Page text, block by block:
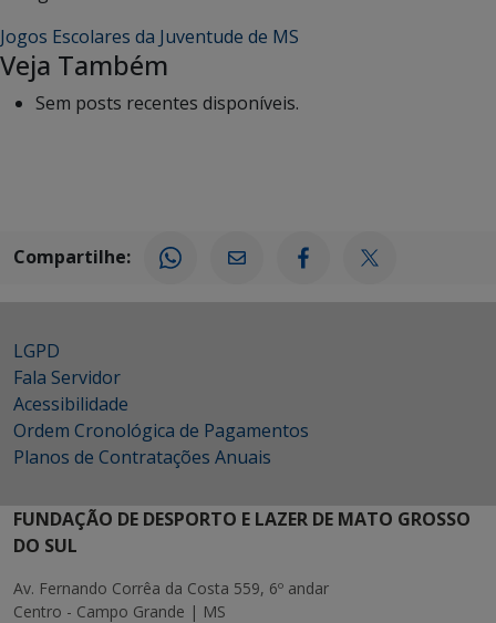
Jogos Escolares da Juventude de MS
Veja Também
Sem posts recentes disponíveis.
Compartilhe:
LGPD
Fala Servidor
Acessibilidade
Ordem Cronológica de Pagamentos
Planos de Contratações Anuais
FUNDAÇÃO DE DESPORTO E LAZER DE MATO GROSSO
DO SUL
Av. Fernando Corrêa da Costa 559, 6º andar
Centro - Campo Grande | MS